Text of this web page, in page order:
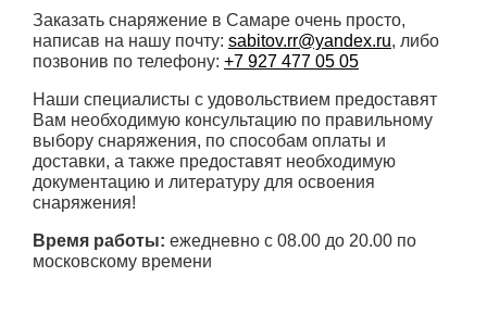
Заказать снаряжение в Самаре очень просто,
написав на нашу почту: sabitov.rr@yandex.ru, либо
позвонив по телефону: +7 927 477 05 05
Наши специалисты с удовольствием предоставят
Вам необходимую консультацию по правильному
выбору снаряжения, по способам оплаты и
доставки, а также предоставят необходимую
документацию и литературу для освоения
снаряжения!
Время работы: ежедневно с 08.00 до 20.00 по
московскому времени